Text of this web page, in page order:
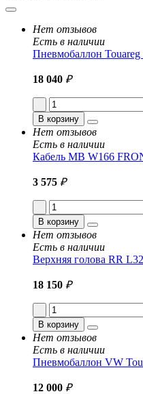
Нет отзывов
Есть в наличии
Пневмобаллон
18 040 ₽
В корзину
Нет отзывов
Есть в наличии
Кабель MB W166
3 575 ₽
В корзину
Нет отзывов
Есть в наличии
Верхняя голова RR
18 150 ₽
В корзину
Нет отзывов
Есть в наличии
Пневмобаллон VW
12 000 ₽